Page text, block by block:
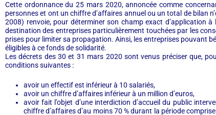
Cette ordonnance du 25 mars 2020, annoncée comme
personnes et ont un chiffre d’affaires annuel ou un total de bilan
2008) renvoie, pour déterminer son champ exact d’application
destination des entreprises particulièrement touchées par les
prises pour limiter sa propagation. Ainsi, les entreprises pouvant
éligibles à ce fonds de solidarité.
Les décrets des 30 et 31 mars 2020 sont venus préciser que,
conditions suivantes :
avoir un effectif est inférieur à 10 salariés,
avoir un chiffre d’affaires inférieur à un million d’euros,
avoir fait l’objet d’une interdiction d’accueil du public
chiffre d’affaires d’au moins 70 % durant la période